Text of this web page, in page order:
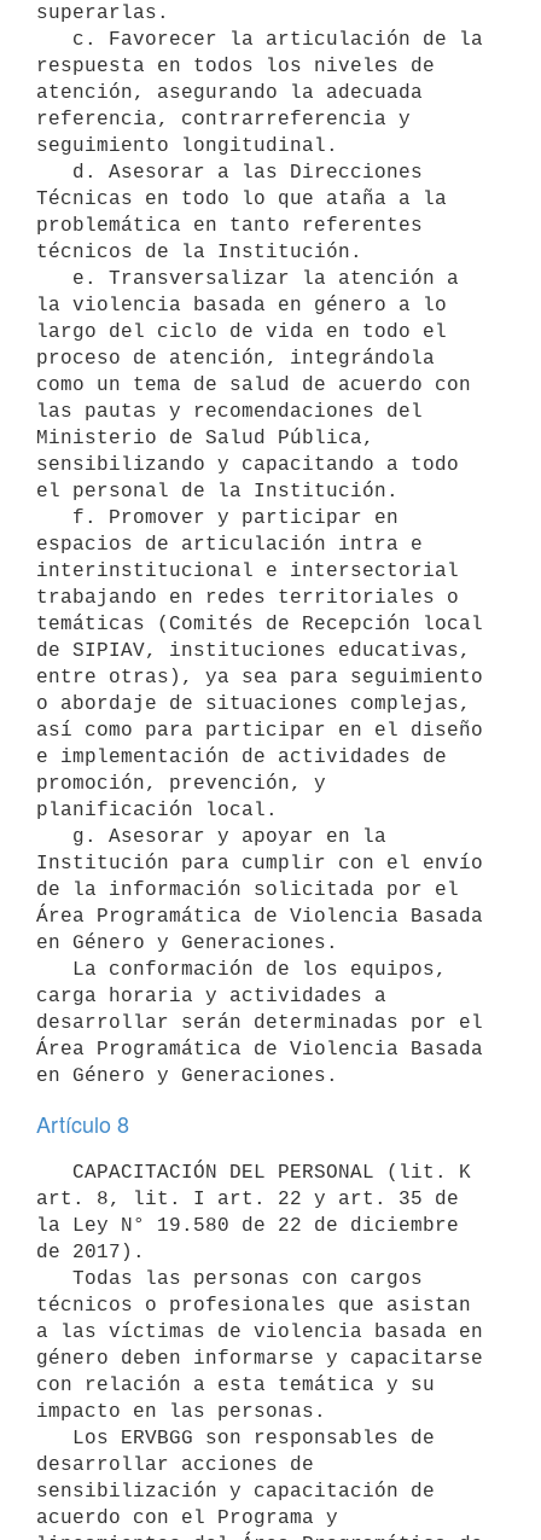
superarlas.
respuesta en todos los niveles de
atención, asegurando la adecuada
referencia, contrarreferencia y
seguimiento longitudinal.
Técnicas en todo lo que ataña a la
problemática en tanto referentes
técnicos de la Institución.
la violencia basada en género a lo
largo del ciclo de vida en todo el
proceso de atención, integrándola
como un tema de salud de acuerdo con
las pautas y recomendaciones del
Ministerio de Salud Pública,
sensibilizando y capacitando a todo
el personal de la Institución.
espacios de articulación intra e
interinstitucional e intersectorial
trabajando en redes territoriales o
temáticas (Comités de Recepción local
de SIPIAV, instituciones educativas,
entre otras), ya sea para seguimiento
o abordaje de situaciones complejas,
así como para participar en el diseño
e implementación de actividades de
promoción, prevención, y
planificación local.
Institución para cumplir con el envío
de la información solicitada por el
Área Programática de Violencia Basada
en Género y Generaciones.
carga horaria y actividades a
desarrollar serán determinadas por el
Área Programática de Violencia Basada
Artículo 8
art. 8, lit. I art. 22 y art. 35 de
la Ley N° 19.580 de 22 de diciembre
de 2017).
técnicos o profesionales que asistan
a las víctimas de violencia basada en
género deben informarse y capacitarse
con relación a esta temática y su
impacto en las personas.
desarrollar acciones de
sensibilización y capacitación de
acuerdo con el Programa y